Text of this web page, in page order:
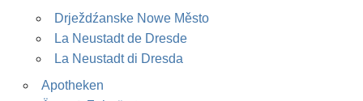
Drježdźanske Nowe Město
La Neustadt de Dresde
La Neustadt di Dresda
Apotheken